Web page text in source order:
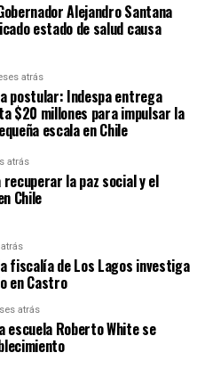
Alejandro Santana
estado de salud causa
atrás
postular: Indespa entrega
$20 millones para impulsar la
escala en Chile
atrás
recuperar la paz social y el
Chile
fiscalía de Los Lagos investiga
en Castro
atrás
escuela Roberto White se